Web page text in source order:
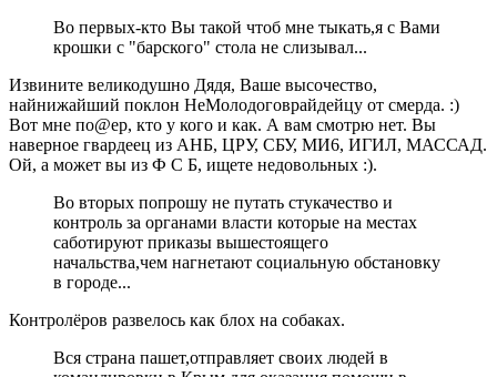
Во первых-кто Вы такой чтоб мне тыкать,я с Вами
крошки с "барского" стола не слизывал...
Извините великодушно Дядя, Ваше высочество,
найнижайший поклон НеМолодоговрайдейцу от смерда. :)
Вот мне по@ер, кто у кого и как. А вам смотрю нет. Вы
наверное гвардеец из АНБ, ЦРУ, СБУ, МИ6, ИГИЛ, МАССАД.
Oй, а может вы из Ф С Б, ищете недовольных :).
Во вторых попрошу не путать стукачество и
контроль за органами власти которые на местах
саботируют приказы вышестоящего
начальства,чем нагнетают социальную обстановку
в городе...
Контролёров развелось как блох на собаках.
Вся страна пашет,отправляет своих людей в